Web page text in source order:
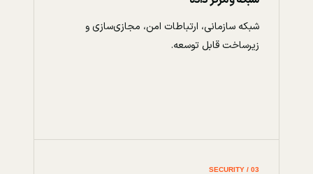
شبکه سازمانی، ارتباطات امن، مجازی‌سازی و
زیرساخت قابل توسعه.
03 / SECURITY